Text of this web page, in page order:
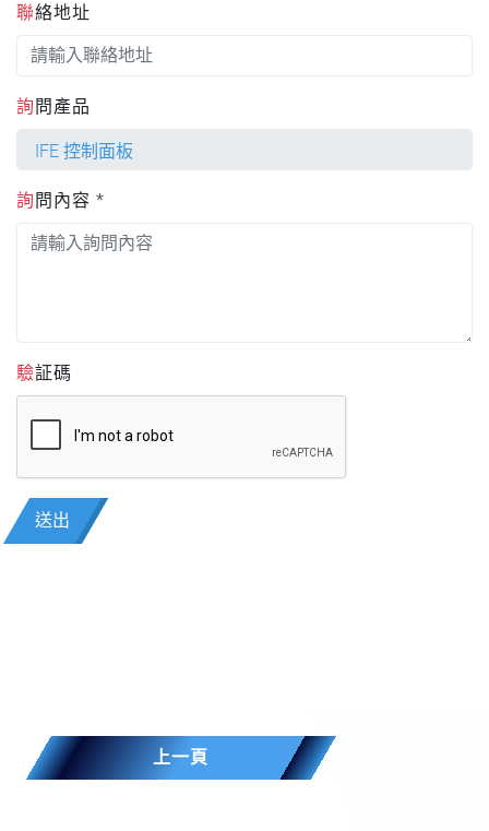
聯絡地址
詢問產品
詢問內容 *
驗証碼
送出
上一頁